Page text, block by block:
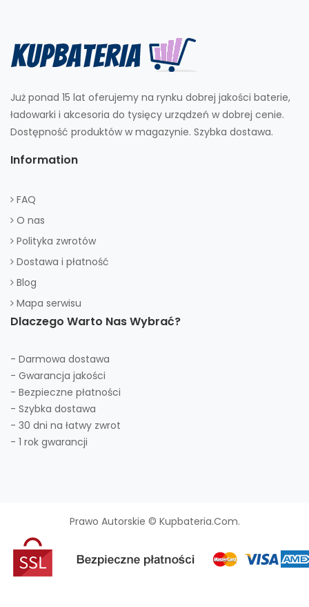
Już ponad 15 lat oferujemy na rynku dobrej jakości baterie,
ładowarki i akcesoria do tysięcy urządzeń w dobrej cenie.
Dostępność produktów w magazynie. Szybka dostawa.
Information
FAQ
O nas
Polityka zwrotów
Dostawa i płatność
Blog
Mapa serwisu
Dlaczego Warto Nas Wybrać?
- Darmowa dostawa
- Gwarancja jakości
- Bezpieczne płatności
- Szybka dostawa
- 30 dni na łatwy zwrot
- 1 rok gwarancji
Prawo Autorskie © Kupbateria.com.